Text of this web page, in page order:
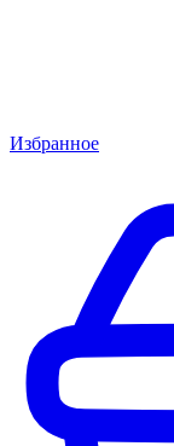
Избранное